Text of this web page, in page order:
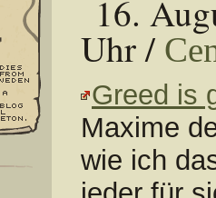
16.
Uhr /
Greed is
Maxime
wie ich